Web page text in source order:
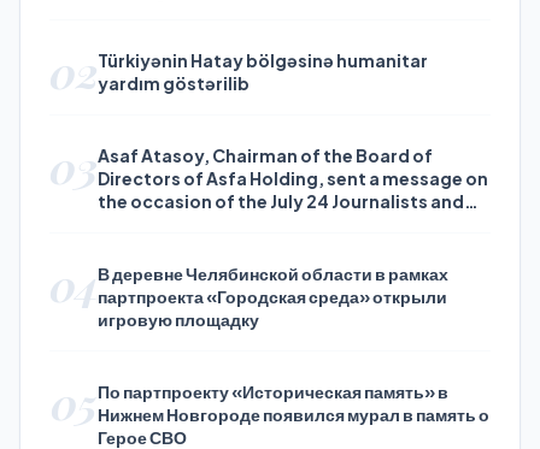
02Türkiyənin Hatay bölgəsinə humanitar
yardım göstərilib
03Asaf Atasoy, Chairman of the Board of
Directors of Asfa Holding, sent a message on
the occasion of the July 24 Journalists and
04В деревне Челябинской области в рамках
партпроекта «Городская среда» открыли
игровую площадку
05По партпроекту «Историческая память» в
Нижнем Новгороде появился мурал в память о
Герое СВО